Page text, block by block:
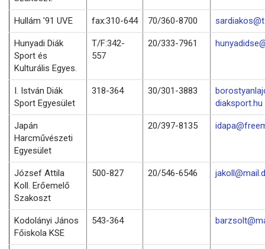
Hullám '91 UVE fax:310-644 70/360-8700
Hunyadi Diák
Sport és
Kulturális Egyes.
T/F:342-
557
20/333-7961
I. István Diák
Sport Egyesület
318-364 30/301-3883
diaksport.hu
Japán
Harcművészeti
Egyesület
20/397-8135
József Attila
Koll. Erőemelő
Szakoszt
500-827 20/546-6546
Kodolányi János
Főiskola KSE
543-364